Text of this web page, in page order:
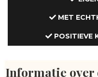
MET
POSITIEVE
Informatie over